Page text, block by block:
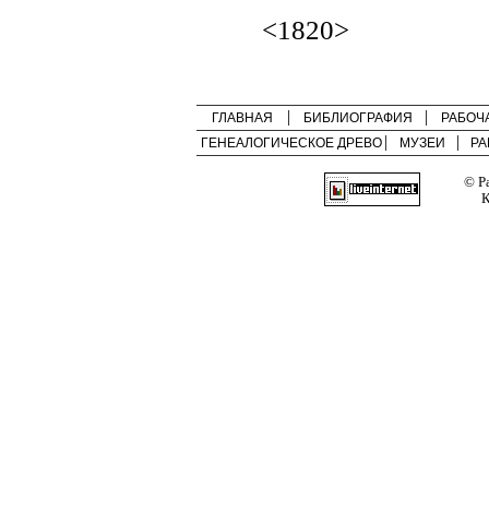
<1820>
ГЛАВНАЯ БИБЛИОГРАФИЯ
ГЕНЕАЛОГИЧЕСКОЕ ДРЕВО
МУЗЕИ
©